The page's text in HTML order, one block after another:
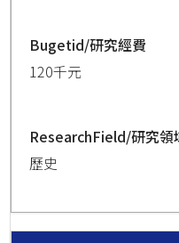
Bugetid/研究經費
120千元
ResearchField/研究領
歷史